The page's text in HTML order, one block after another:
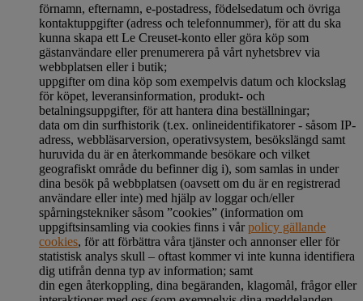
förnamn, efternamn, e-postadress, födelsedatum och övriga
kontaktuppgifter (adress och telefonnummer), för att du ska
kunna skapa ett Le Creuset-konto eller göra köp som
gästanvändare eller prenumerera på vårt nyhetsbrev via
webbplatsen eller i butik;
uppgifter om dina köp som exempelvis datum och klockslag
för köpet, leveransinformation, produkt- och
betalningsuppgifter, för att hantera dina beställningar;
data om din surfhistorik (t.ex. onlineidentifikatorer - såsom IP-
adress, webbläsarversion, operativsystem, besökslängd samt
huruvida du är en återkommande besökare och vilket
geografiskt område du befinner dig i), som samlas in under
dina besök på webbplatsen (oavsett om du är en registrerad
användare eller inte) med hjälp av loggar och/eller
spårningstekniker såsom ”cookies” (information om
uppgiftsinsamling via cookies finns i vårpolicy gällande
cookies, för att förbättra våra tjänster och annonser eller för
statistisk analys skull – oftast kommer vi inte kunna identifiera
dig utifrån denna typ av information; samt
din egen återkoppling, dina begäranden, klagomål, frågor eller